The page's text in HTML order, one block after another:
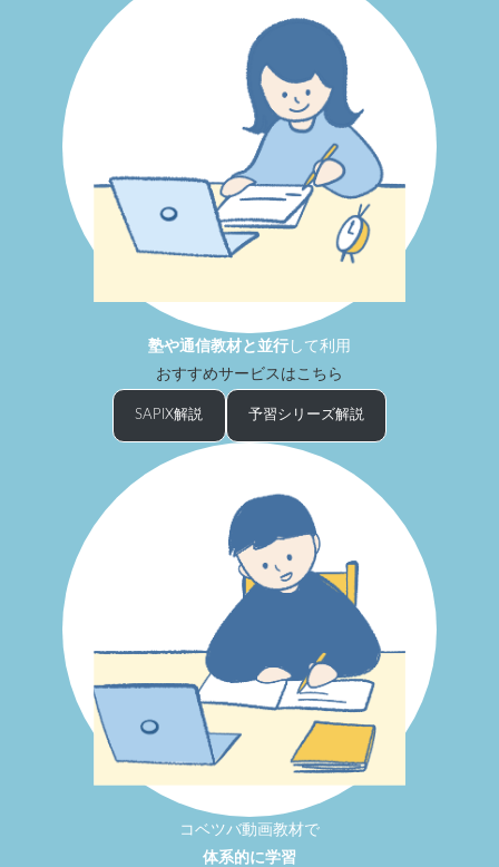
塾や通信教材と並行 して利用
おすすめサービスはこちら
SAPIX解説 予習シリーズ解説
コベツバ動画教材で
体系的に学習